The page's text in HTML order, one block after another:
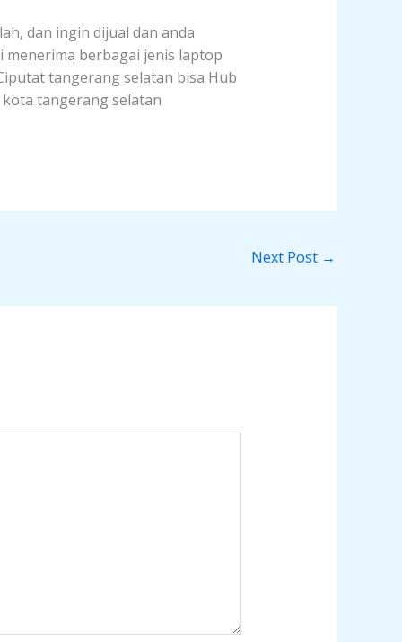
dan ingin dijual dan anda
menerima berbagai jenis laptop
tangerang selatan bisa Hub
kota tangerang selatan
Next Post →